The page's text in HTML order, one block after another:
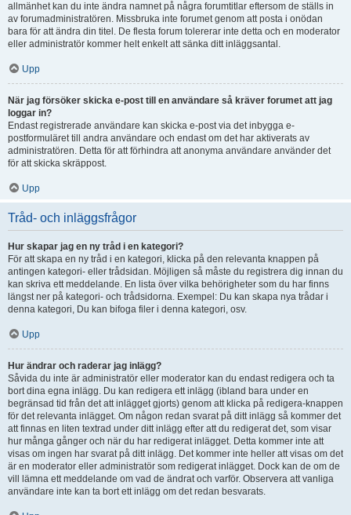
allmänhet kan du inte ändra namnet på några forumtitlar eftersom de ställs in
av forumadministratören. Missbruka inte forumet genom att posta i onödan
bara för att ändra din titel. De flesta forum tolererar inte detta och en moderator
eller administratör kommer helt enkelt att sänka ditt inläggsantal.
Upp
När jag försöker skicka e-post till en användare så kräver forumet att jag
loggar in?
Endast registrerade användare kan skicka e-post via det inbygga e-
postformuläret till andra användare och endast om det har aktiverats av
administratören. Detta för att förhindra att anonyma användare använder det
för att skicka skräppost.
Upp
Tråd- och inläggsfrågor
Hur skapar jag en ny tråd i en kategori?
För att skapa en ny tråd i en kategori, klicka på den relevanta knappen på
antingen kategori- eller trådsidan. Möjligen så måste du registrera dig innan du
kan skriva ett meddelande. En lista över vilka behörigheter som du har finns
längst ner på kategori- och trådsidorna. Exempel: Du kan skapa nya trådar i
denna kategori, Du kan bifoga filer i denna kategori, osv.
Upp
Hur ändrar och raderar jag inlägg?
Såvida du inte är administratör eller moderator kan du endast redigera och ta
bort dina egna inlägg. Du kan redigera ett inlägg (ibland bara under en
begränsad tid från det att inlägget gjorts) genom att klicka på redigera-knappen
för det relevanta inlägget. Om någon redan svarat på ditt inlägg så kommer det
att finnas en liten textrad under ditt inlägg efter att du redigerat det, som visar
hur många gånger och när du har redigerat inlägget. Detta kommer inte att
visas om ingen har svarat på ditt inlägg. Det kommer inte heller att visas om det
är en moderator eller administratör som redigerat inlägget. Dock kan de om de
vill lämna ett meddelande om vad de ändrat och varför. Observera att vanliga
användare inte kan ta bort ett inlägg om det redan besvarats.